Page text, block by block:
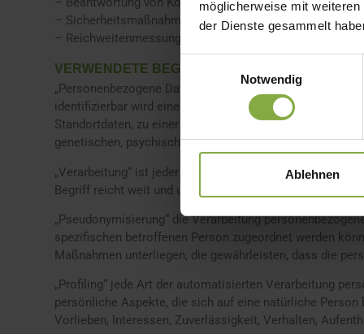
möglicherweise mit
der Dienste gesammelt
Notwendig
Ablehnen
– Sicherheitsmaßnahmen.
– Reichweitenmessung/Marketing
VERWENDETE BEGRIFFLICHKEITEN
„Personenbezogene Daten“ sind alle Informationen, die
identifizierbar wird eine natürliche Person angesehen,
Standortdaten, zu einer Online-Kennung (z.B. Cookie)
genetischen, psychischen, wirtschaftlichen, kulturellen
„Verarbeitung“ ist jeder mit oder ohne Hilfe
Begriff reicht weit und umfasst praktisch jeden Umgang
„Pseudonymisierung“ die Verarbeitung
spezifischen betroffenen Person zugeordnet werden
Maßnahmen unterliegen, die gewährleisten, dass die
„Profiling“ jede Art der automatisierten Verarbeitung
persönliche Aspekte, die sich auf eine natürliche
Vorlieben, Interessen, Zuverlässigkeit, Verhalten,